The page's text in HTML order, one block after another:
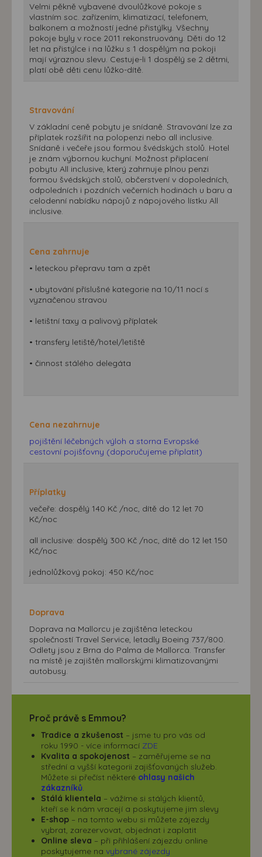
Velmi pěkně vybavené dvoulůžkové pokoje s
vlastním soc. zařízením, klimatizací, telefonem,
balkonem a možností jedné přistýlky. Všechny
pokoje byly v roce 2011 rekonstruovány. Děti do 12
let na přistýlce i na lůžku s 1 dospělým na pokoji
mají výraznou slevu. Cestuje-li 1 dospělý se 2 dětmi,
platí obě děti cenu lůžko-dítě.
Stravování
V základní ceně pobytu je snídaně. Stravování lze za
příplatek rozšířit na polopenzi nebo all inclusive.
Snídaně i večeře jsou formou švédských stolů. Hotel
je znám výbornou kuchyní. Možnost připlacení
pobytu All inclusive, který zahrnuje plnou penzi
formou švédských stolů, občerstvení v dopoledních,
odpoledních i pozdních večerních hodinách u baru a
celodenní nabídku nápojů z nápojového lístku All
inclusive.
Cena zahrnuje
• leteckou přepravu tam a zpět
• ubytování příslušné kategorie na 10/11 nocí s
vyznačenou stravou
• letištní taxy a palivový příplatek
• transfery letiště/hotel/letiště
• činnost stálého delegáta
Cena nezahrnuje
pojištění léčebných výloh a storna Evropské
cestovní pojišťovny (doporučujeme připlatit)
Příplatky
večeře: dospělý 140 Kč /noc, dítě do 12 let 70
Kč/noc
all inclusive: dospělý 300 Kč /noc, dítě do 12 let 150
Kč/noc
jednolůžkový pokoj: 450 Kč/noc
Doprava
Doprava na Mallorcu je zajištěna leteckou
společností Travel Service, letadly Boeing 737/800.
Odlety jsou z Brna do Palma de Mallorca. Transfer
na místě je zajištěn mallorskými klimatizovanými
autobusy.
Proč právě s Emmou?
Tradice a zkušenost – jsme tu pro vás od
roku 1990 - více informací ZDE
Kvalita a spokojenost – zaměřujeme se na
střední a vyšší kategorii zajišťovaných služeb.
Můžete si přečíst některé ohlasy našich
zákazníků.
Stálá klientela – vážíme si stálých klientů,
kteří se k nám vracejí a poskytujeme jim slevy
E-shop – na tomto webu si můžete zájezdy
vybrat, zarezervovat, objednat i zaplatit
Online sleva – při přihlášení zájezdu online
poskytujeme na vybrané zájezdy